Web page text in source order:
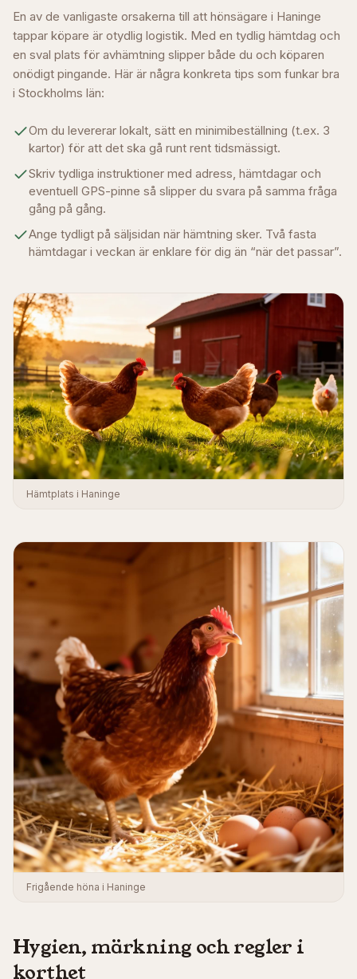
En av de vanligaste orsakerna till att hönsägare i Haninge
tappar köpare är otydlig logistik. Med en tydlig hämtdag och
en sval plats för avhämtning slipper både du och köparen
onödigt pingande. Här är några konkreta tips som funkar bra
i Stockholms län:
Om du levererar lokalt, sätt en minimibeställning (t.ex. 3
kartor) för att det ska gå runt rent tidsmässigt.
Skriv tydliga instruktioner med adress, hämtdagar och
eventuell GPS-pinne så slipper du svara på samma fråga
gång på gång.
Ange tydligt på säljsidan när hämtning sker. Två fasta
hämtdagar i veckan är enklare för dig än “när det passar”.
Hämtplats i Haninge
Frigående höna i Haninge
Hygien, märkning och regler i
korthet